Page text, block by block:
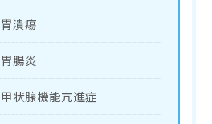
胃潰瘍
胃腸炎
甲状腺機能亢進症